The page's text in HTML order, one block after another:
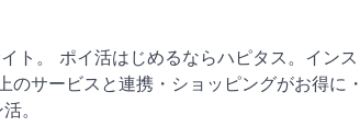
ト。 ポイ活はじめるならハピタス。インス
サービスと連携・ショッピングがお得に・
。